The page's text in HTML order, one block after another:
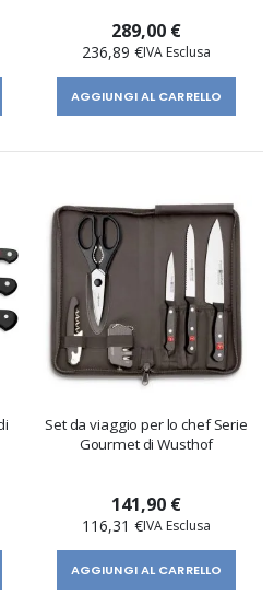
289,00 €
236,89 €
AGGIUNGI AL CARRELLO
Set da viaggio per lo chef Serie
Gourmet di Wusthof
141,90 €
116,31 €
AGGIUNGI AL CARRELLO